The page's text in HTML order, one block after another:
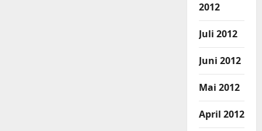
2012
Juli 2012
Juni 2012
Mai 2012
April 2012